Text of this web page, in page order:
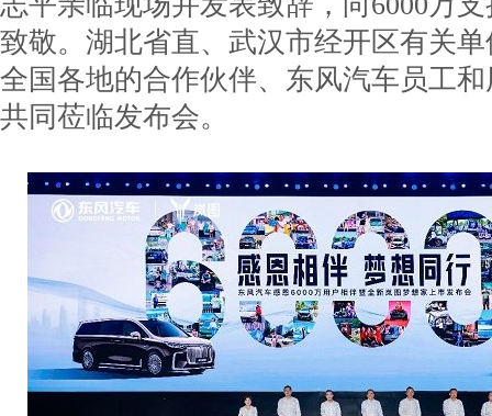
致敬。湖北省直、武汉市经开区有关
全国各地的合作伙伴、东风汽车员工
共同莅临发布会。